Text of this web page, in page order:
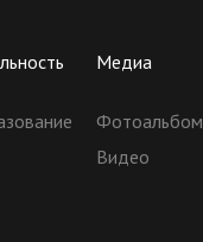
Медиа
Видео